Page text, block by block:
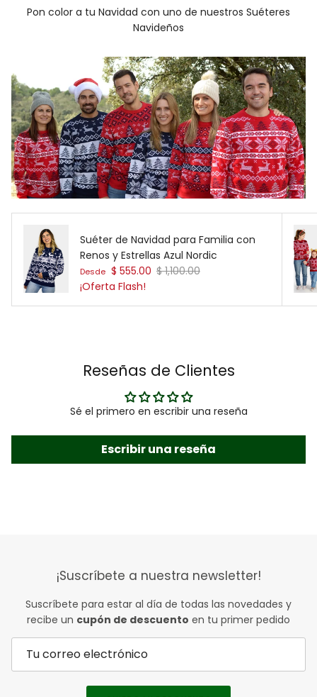
Pon color a tu Navidad con uno de nuestros Suéteres
Navideños
Suéter de Navidad para Familia con
Renos y Estrellas Azul Nordic
Precio de venta
Desde $ 555.00 Precio normal
$ 1,100.00
¡Oferta Flash!
Reseñas de Clientes
Sé el primero en escribir una reseña
Escribir una reseña
¡Suscríbete a nuestra newsletter!
Suscríbete para estar al día de todas las novedades y
recibe un cupón de descuento en tu primer pedido